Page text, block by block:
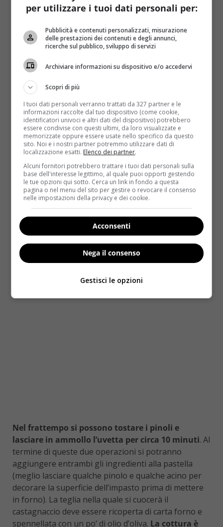
40 g di pinoli
q. b. olio
aggiungendo in modo lento e graduale 350 ml di
acqua
formino dei grumi. La consistenza non deve essere
però né troppo liquida né troppo densa:in caso di
bisogno si può aggiustare l’impasto aggiungendo
un po’ di farina o di acqua a seconda delle
esigenze. Non servirà l’aggiunta di altro zucchero
poiché la farina di castagne è già da sola
particolarmente dolce.
Nel frattempo si possono tostare i pinoli e
lasciare in ammollo l’uvetta per circa 10 minuti. Al
termine di queste due operazioni si potranno
aggiungere entrambi gli ingredienti alla pastella
(meglio lasciare qualche pinolo e qualche acino per
decorare la superficie dell’impasto prima di mettere
in forno). La teglia nella quale si cuocerà il
castagnaccio deve essere ricoperta di carta forno e
spennellata con un po’ di olio d’oliva. La cottura è
per utilizzare i tuoi dati personali per:
Pubblicità e contenuti personalizzati, misurazione
delle prestazioni dei contenuti e degli annunci,
ricerche sul pubblico, sviluppo di servizi
Archiviare informazioni su dispositivo e/o accedervi
Scopri di più
I tuoi dati personali verranno trattati da 327 partner e le
informazioni raccolte dal tuo dispositivo (come cookie,
identificatori univoci e altri dati del dispositivo) potrebbero
essere condivise con questi ultimi, da loro visualizzate e
memorizzate oppure essere usate nello specifico da questo
sito. Noi e i nostri partner potremmo utilizzare dati di
localizzazione esatti. Elenco dei partner.
Alcuni fornitori potrebbero trattare i tuoi dati personali sulla
base dell'interesse legittimo, al quale puoi opporti gestendo
le tue opzioni qui sotto. Cerca un link in fondo a questa
pagina o nel menu del sito per gestire o revocare il consenso
nelle impostazioni della privacy e dei cookie.
Acconsenti
Nega il consenso
Gestisci le opzioni